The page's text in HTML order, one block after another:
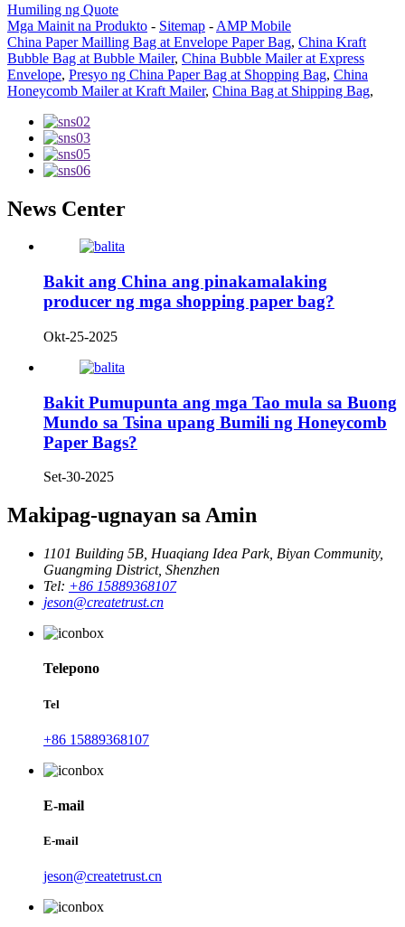
Humiling ng Quote
Mga Mainit na Produkto - Sitemap - AMP Mobile
China Paper Mailling Bag at Envelope Paper Bag, China Kraft
Bubble Bag at Bubble Mailer, China Bubble Mailer at Express
Envelope, Presyo ng China Paper Bag at Shopping Bag, China
Honeycomb Mailer at Kraft Mailer, China Bag at Shipping Bag,
News Center
Bakit ang China ang pinakamalaking
producer ng mga shopping paper bag?
Okt-25-2025
Bakit Pumupunta ang mga Tao mula sa Buong
Mundo sa Tsina upang Bumili ng Honeycomb
Paper Bags?
Set-30-2025
Makipag-ugnayan sa Amin
1101 Building 5B, Huaqiang Idea Park, Biyan Community,
Guangming District, Shenzhen
Tel: +86 15889368107
jeson@createtrust.cn
Telepono
Tel
+86 15889368107
E-mail
E-mail
jeson@createtrust.cn